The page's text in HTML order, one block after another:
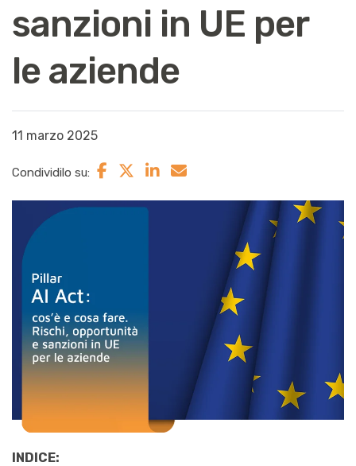
sanzioni in UE per
le aziende
11 marzo 2025
Condividilo su:
INDICE: